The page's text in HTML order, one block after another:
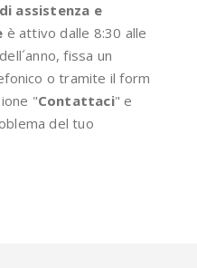
assistenza e
è attivo dalle 8:30 alle
fissa un
o tramite il form
"Contattaci" e
del tuo